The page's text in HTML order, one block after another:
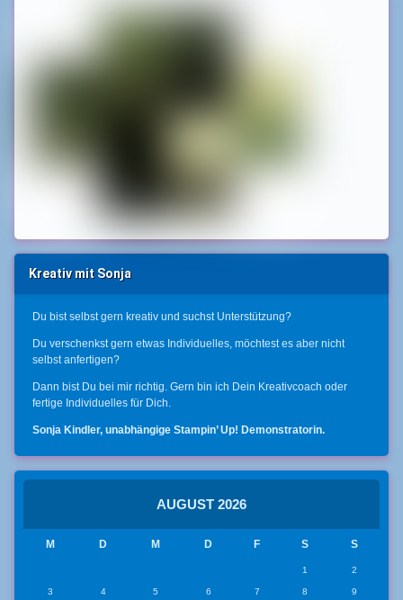
Kreativ mit Sonja
Du bist selbst gern kreativ und suchst Unterstützung?
Du verschenkst gern etwas Individuelles, möchtest es aber nicht
selbst anfertigen?
Dann bist Du bei mir richtig. Gern bin ich Dein Kreativcoach oder
fertige Individuelles für Dich.
Sonja Kindler, unabhängige Stampin’ Up! Demonstratorin.
AUGUST 2026
M D M D F S S
1 2
3 4 5 6 7 8 9